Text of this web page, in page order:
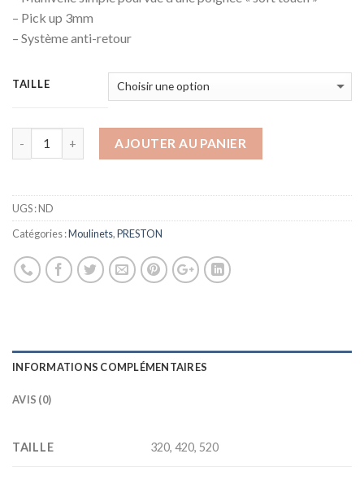
– Pick up 3mm
– Système anti-retour
TAILLE
AJOUTER AU PANIER
UGS :ND
Catégories :Moulinets,PRESTON
INFORMATIONS COMPLÉMENTAIRES
AVIS (0)
TAILLE 320, 420, 520